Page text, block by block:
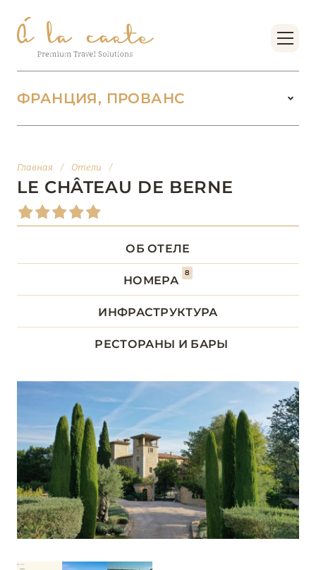
ФРАНЦИЯ, ПРОВАНС
БОРДО (НОВАЯ
АКВИТАНИЯ)
БРЕТАНЬ
БУРГУНДИЯ
ДОЛИНА ЛУАРЫ
КОРСИКА 2
ЛАЗУРНЫЙ БЕРЕГ 34
НОРМАНДИЯ 6
О-ДЕ-ФРАНС 3
ОВЕРНЬ-РОНА-АЛЬПЫ
Главная / Отели /
LE CHÂTEAU DE BERNE
ОБ ОТЕЛЕ
НОМЕРА
8
ИНФРАСТРУКТУРА
РЕСТОРАНЫ И БАРЫ